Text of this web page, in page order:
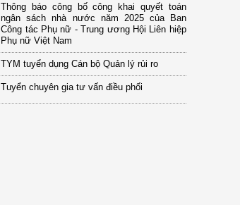
Thông báo công bố công khai quyết toán
ngân sách nhà nước năm 2025 của Ban
Công tác Phụ nữ - Trung ương Hội Liên hiệp
Phụ nữ Việt Nam
TYM tuyển dụng Cán bộ Quản lý rủi ro
Tuyển chuyên gia tư vấn điều phối